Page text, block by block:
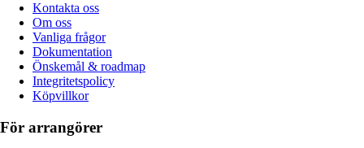
Kontakta oss
Om oss
Vanliga frågor
Dokumentation
Önskemål & roadmap
Integritetspolicy
Köpvillkor
För arrangörer